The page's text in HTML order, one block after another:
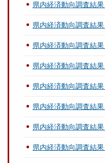
県内経済動向調査結
県内経済動向調査結
県内経済動向調査結
県内経済動向調査結
県内経済動向調査結
県内経済動向調査結
県内経済動向調査結
県内経済動向調査結